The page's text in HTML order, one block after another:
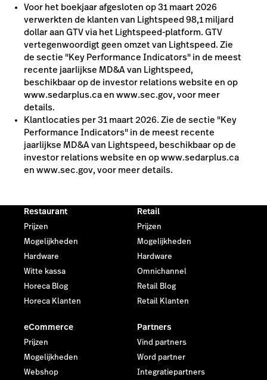
Voor het boekjaar afgesloten op 31 maart 2026
verwerkten de klanten van Lightspeed 98,1 miljard
dollar aan GTV via het Lightspeed-platform. GTV
vertegenwoordigt geen omzet van Lightspeed. Zie
de sectie "Key Performance Indicators" in de meest
recente jaarlijkse MD&A van Lightspeed,
beschikbaar op de investor relations website en op
www.sedarplus.ca en www.sec.gov, voor meer
details.
Klantlocaties per 31 maart 2026. Zie de sectie "Key
Performance Indicators" in de meest recente
jaarlijkse MD&A van Lightspeed, beschikbaar op de
investor relations website en op www.sedarplus.ca
en www.sec.gov, voor meer details.
Restaurant
Prijzen
Mogelijkheden
Hardware
Witte kassa
Horeca Blog
Horeca Klanten
Retail
Prijzen
Mogelijkheden
Hardware
Omnichannel
Retail Blog
Retail Klanten
eCommerce
Prijzen
Mogelijkheden
Webshop
Partners
Vind partners
Word partner
Integratiepartners